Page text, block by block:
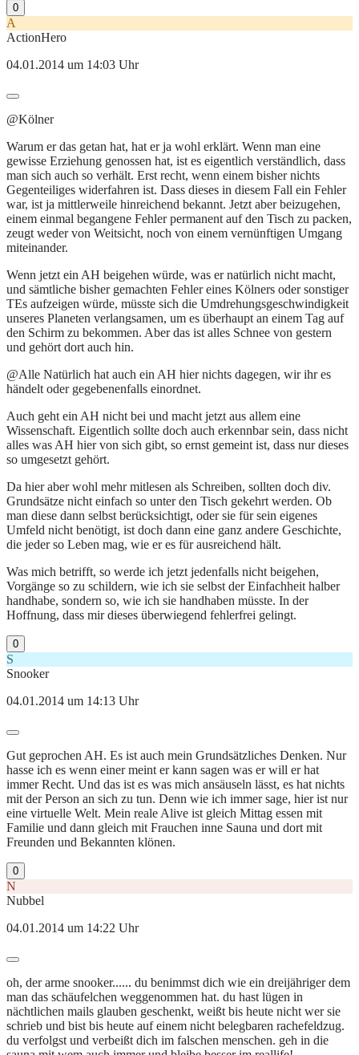
0
A
ActionHero
04.01.2014 um 14:03 Uhr
@Kölner
Warum er das getan hat, hat er ja wohl erklärt. Wenn man eine
gewisse Erziehung genossen hat, ist es eigentlich verständlich, dass
man sich auch so verhält. Erst recht, wenn einem bisher nichts
Gegenteiliges widerfahren ist. Dass dieses in diesem Fall ein Fehler
war, ist ja mittlerweile hinreichend bekannt. Jetzt aber beizugehen,
einem einmal begangene Fehler permanent auf den Tisch zu packen,
zeugt weder von Weitsicht, noch von einem vernünftigen Umgang
miteinander.
Wenn jetzt ein AH beigehen würde, was er natürlich nicht macht,
und sämtliche bisher gemachten Fehler eines Kölners oder sonstiger
TEs aufzeigen würde, müsste sich die Umdrehungsgeschwindigkeit
unseres Planeten verlangsamen, um es überhaupt an einem Tag auf
den Schirm zu bekommen. Aber das ist alles Schnee von gestern
und gehört dort auch hin.
@Alle Natürlich hat auch ein AH hier nichts dagegen, wir ihr es
händelt oder gegebenenfalls einordnet.
Auch geht ein AH nicht bei und macht jetzt aus allem eine
Wissenschaft. Eigentlich sollte doch auch erkennbar sein, dass nicht
alles was AH hier von sich gibt, so ernst gemeint ist, dass nur dieses
so umgesetzt gehört.
Da hier aber wohl mehr mitlesen als Schreiben, sollten doch div.
Grundsätze nicht einfach so unter den Tisch gekehrt werden. Ob
man diese dann selbst berücksichtigt, oder sie für sein eigenes
Umfeld nicht benötigt, ist doch dann eine ganz andere Geschichte,
die jeder so Leben mag, wie er es für ausreichend hält.
Was mich betrifft, so werde ich jetzt jedenfalls nicht beigehen,
Vorgänge so zu schildern, wie ich sie selbst der Einfachheit halber
handhabe, sondern so, wie ich sie handhaben müsste. In der
Hoffnung, dass mir dieses überwiegend fehlerfrei gelingt.
0
S
Snooker
04.01.2014 um 14:13 Uhr
Gut geprochen AH. Es ist auch mein Grundsätzliches Denken. Nur
hasse ich es wenn einer meint er kann sagen was er will er hat
immer Recht. Und das ist es was mich ansäuseln lässt, es hat nichts
mit der Person an sich zu tun. Denn wie ich immer sage, hier ist nur
eine virtuelle Welt. Mein reale Alive ist gleich Mittag essen mit
Familie und dann gleich mit Frauchen inne Sauna und dort mit
Freunden und Bekannten klönen.
0
N
Nubbel
04.01.2014 um 14:22 Uhr
oh, der arme snooker...... du benimmst dich wie ein dreijähriger dem
man das schäufelchen weggenommen hat. du hast lügen in
nächtlichen mails glauben geschenkt, weißt bis heute nicht wer sie
schrieb und bist bis heute auf einem nicht belegbaren rachefeldzug.
du verfolgst und verbeißt dich im falschen menschen. geh in die